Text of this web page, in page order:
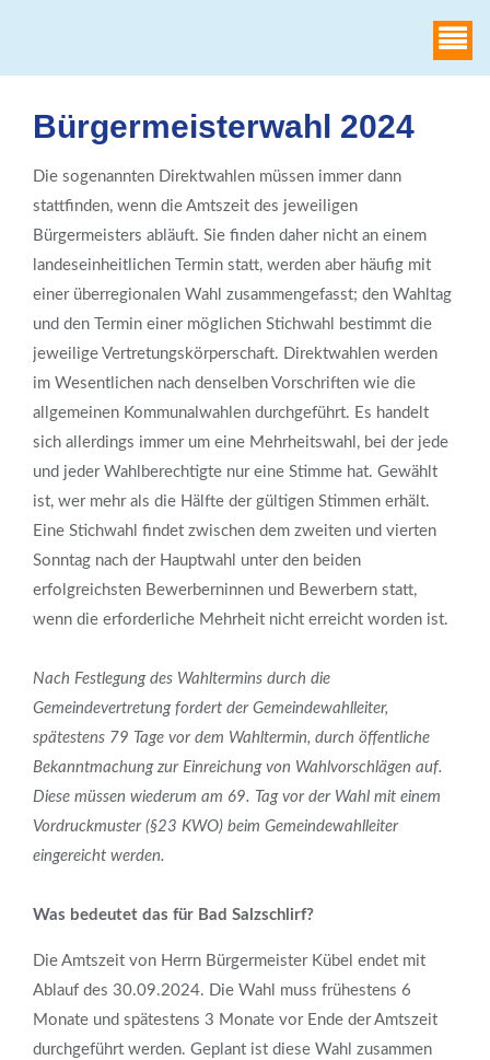
WAHLHEIMAT
Bürgermeisterwahl 2024
Die sogenannten Direktwahlen müssen immer dann
stattfinden, wenn die Amtszeit des jeweiligen
Bürgermeisters abläuft. Sie finden daher nicht an einem
landeseinheitlichen Termin statt, werden aber häufig mit
einer überregionalen Wahl zusammengefasst; den Wahltag
und den Termin einer möglichen Stichwahl bestimmt die
jeweilige Vertretungskörperschaft. Direktwahlen werden
im Wesentlichen nach denselben Vorschriften wie die
allgemeinen Kommunalwahlen durchgeführt. Es handelt
sich allerdings immer um eine Mehrheitswahl, bei der jede
und jeder Wahlberechtigte nur eine Stimme hat. Gewählt
ist, wer mehr als die Hälfte der gültigen Stimmen erhält.
Eine Stichwahl findet zwischen dem zweiten und vierten
Sonntag nach der Hauptwahl unter den beiden
erfolgreichsten Bewerberninnen und Bewerbern statt,
wenn die erforderliche Mehrheit nicht erreicht worden ist.
Nach Festlegung des Wahltermins durch die
Gemeindevertretung fordert der Gemeindewahlleiter,
spätestens 79 Tage vor dem Wahltermin, durch öffentliche
Bekanntmachung zur Einreichung von Wahlvorschlägen auf.
Diese müssen wiederum am 69. Tag vor der Wahl mit einem
Vordruckmuster (§23 KWO) beim Gemeindewahlleiter
eingereicht werden.
Was bedeutet das für Bad Salzschlirf?
Die Amtszeit von Herrn Bürgermeister Kübel endet mit
Ablauf des 30.09.2024. Die Wahl muss frühestens 6
Monate und spätestens 3 Monate vor Ende der Amtszeit
durchgeführt werden. Geplant ist diese Wahl zusammen